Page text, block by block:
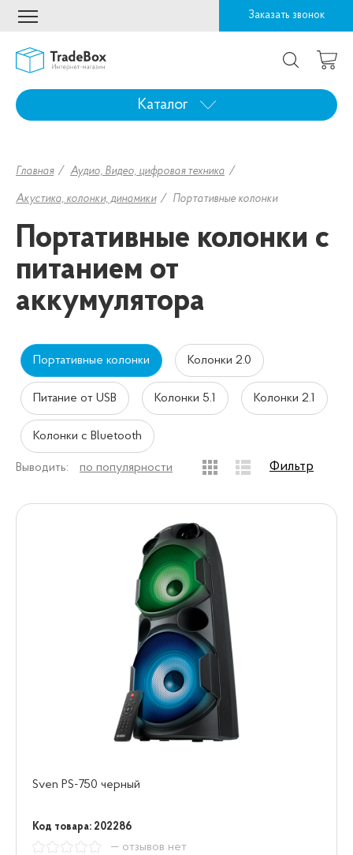
Заказать звонок
Каталог
Главная Аудио, Видео, цифровая техника
Акустика, колонки, динамики Портативные колонки
Портативные колонки с
питанием от
аккумулятора
Портативные колонки Колонки 2.0
Питание от USB Колонки 5.1 Колонки 2.1
Колонки с Bluetooth
Выводить: по популярности Фильтр
Sven PS-750 черный
Код товара: 202286
— отзывов нет